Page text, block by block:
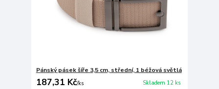
Pánský pásek šíře 3,5 cm, střední, 1 béžová světlá
187,31 Kč/ks Skladem 12 ks